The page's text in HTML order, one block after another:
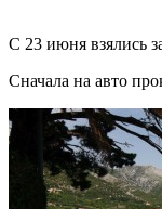
С 23 июня взялись
Сначала на авто